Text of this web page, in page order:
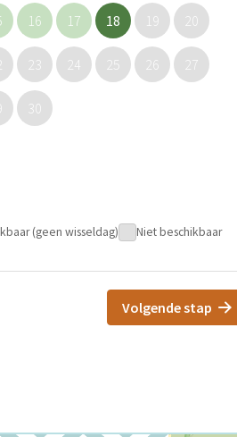
16 17 18 19 20
23 24 25 26 27
30
(geen wisseldag) Niet beschikbaar
Volgende stap